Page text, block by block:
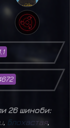
1.1
26 шиноби:
, Блохастая,